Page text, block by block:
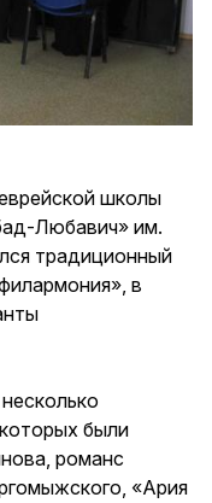
школы
Любавич» им.
традиционный
в
были
романс
«Ария